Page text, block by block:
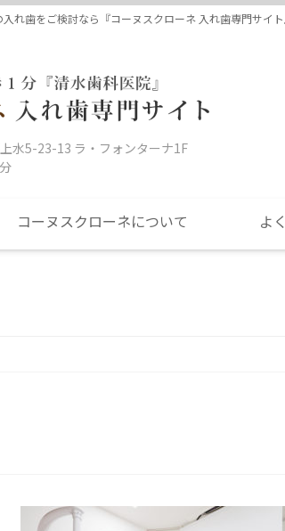
れ歯をご検討なら『コーヌスクローネ 入れ歯専門サイ
水5-23-13 ラ・フォンターナ1F
コーヌスクローネについて よ